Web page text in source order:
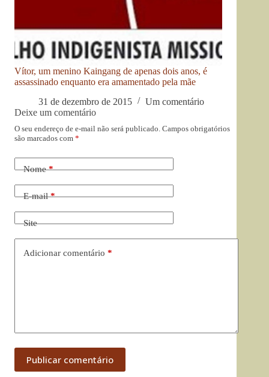
Vítor, um menino Kaingang de apenas dois anos, é
assassinado enquanto era amamentado pela mãe
31 de dezembro de 2015
Um comentário
Deixe um comentário
O seu endereço de e-mail não será publicado. Campos obrigatórios
são marcados com *
Nome*
E-mail*
Site
Adicionar comentário *
Publicar comentário